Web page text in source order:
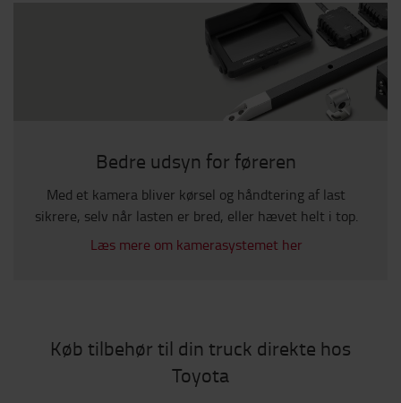
Bedre udsyn for føreren
Med et kamera bliver kørsel og håndtering af last
sikrere, selv når lasten er bred, eller hævet helt i top.
Læs mere om kamerasystemet her
Køb tilbehør til din truck direkte hos
Toyota